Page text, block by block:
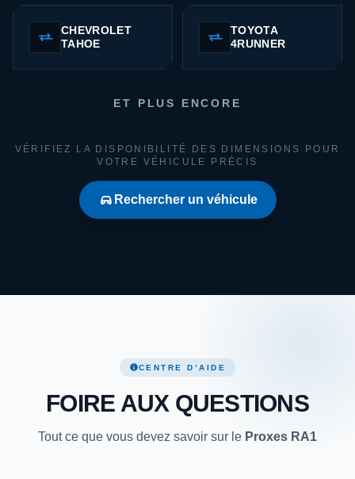
CHEVROLET
TAHOE
TOYOTA
4RUNNER
ET PLUS ENCORE
VÉRIFIEZ LA DISPONIBILITÉ DES DIMENSIONS POUR
VOTRE VÉHICULE PRÉCIS
Rechercher un véhicule
CENTRE D’AIDE
FOIRE AUX QUESTIONS
Tout ce que vous devez savoir sur le Proxes RA1